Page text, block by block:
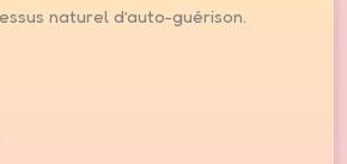
naturel d’auto-guérison.